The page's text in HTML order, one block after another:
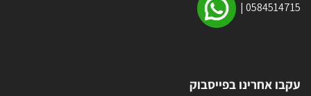
0584514715
|
עקבו אחרינו בפייסבוק